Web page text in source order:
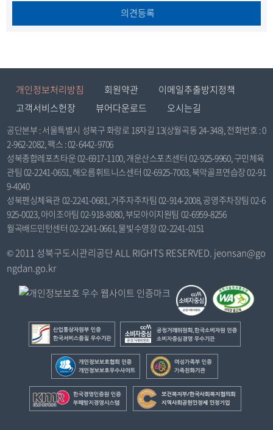
의견등록
개인정보처리방침 회원약관
이메일추출방지정책
고객서비스헌장
뷰어다운로드 오시는길
공단본부 : 서울특별시 성북구 화랑로 18자길 13(상월곡동 24-348), 전화번호 : 0
2-962-2082, 팩스 : 02-6442-9706
성북종합레포츠타운 02-6917-1100, 개운산스포츠센터 02-925-9960, 구민체육
관팀 02-2241-0651, 해오름휘트니스센터 02-6925-7003, 북악골프연습장 02-91
9-4040
성북펜싱체육관 02-2241-0681, 거주자주차팀 02-914-2008, 공영주차장팀 02-6
925-0023, 아이조아팀 02-918-8080, 부모아이지원팀 02-6959-8256
월곡배드민턴센터 02-2241-0661, 물빛수영장 02-2241-0151
© 2011 성북구도시관리공단 ALL RIGHTS RESERVED. jeonsan@go
ngdan.go.kr
산
업
통
상
자
원
공
정
거
래
위
원
개
인
정
보
여
성
가
족
한
국
보
건